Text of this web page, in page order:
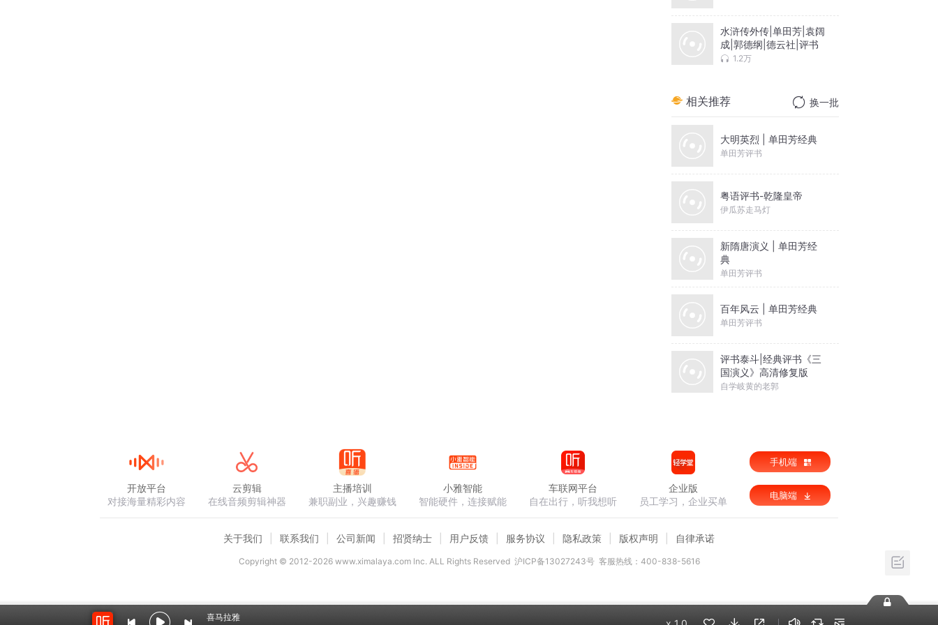
水浒传外传|单田芳|袁阔
成|郭德纲|德云社|评书
1.2万
相关推荐 换一批
大明英烈 | 单田芳经典
单田芳评书
粤语评书-乾隆皇帝
伊瓜苏走马灯
新隋唐演义 | 单田芳经
典
单田芳评书
百年风云 | 单田芳经典
单田芳评书
评书泰斗|经典评书《三
国演义》高清修复版
自学岐黄的老郭
喜马拉雅
开放平台
对接海量精彩内容
云剪辑
在线音频剪辑神器
主播培训
兼职副业，兴趣赚钱
小雅智能
智能硬件，连接赋能
车联网平台
自在出行，听我想听
企业版
员工学习，企业买单
手机端
电脑端
关于我们 联系我们 公司新闻 招贤纳士 用户反馈 服务协议 隐私政策 版权声明 自律承诺
Copyright © 2012-2026www.ximalaya.com lnc. ALL Rights Reserved 沪ICP备13027243号 客服热线：400-838-5616